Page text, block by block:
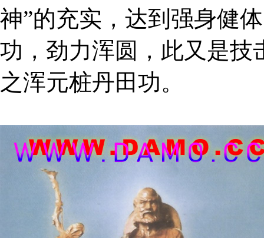
神”的充实，达到强身健
功，劲力浑圆，此又是技
之浑元桩丹田功。